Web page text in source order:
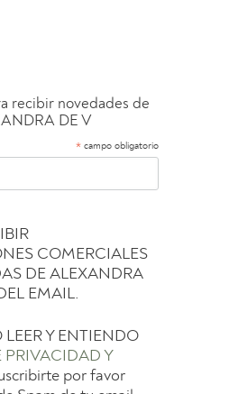
recibir novedades de
DE V
* campo obligatorio
COMERCIALES
DE ALEXANDRA
EMAIL.
Y ENTIENDO
PRIVACIDAD Y
por favor